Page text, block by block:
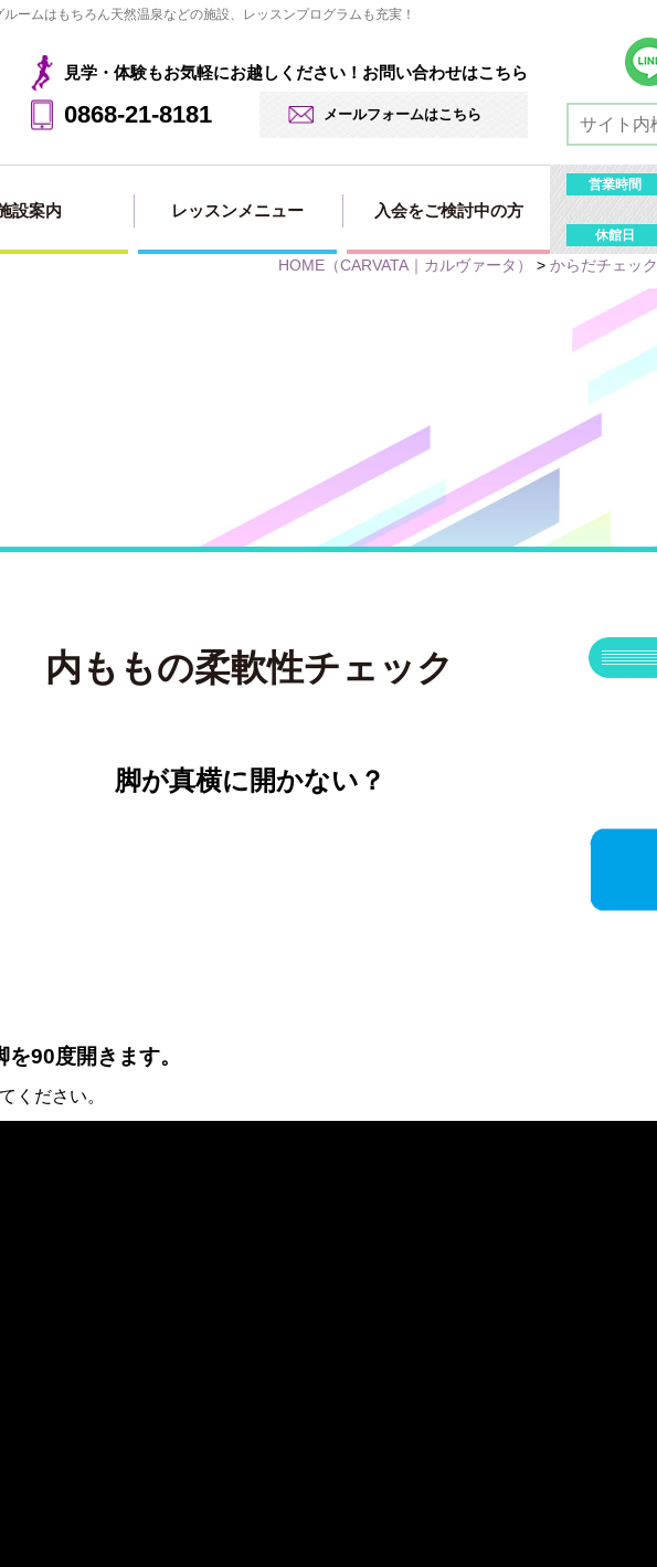
ームはもちろん天然温泉などの施設、レッスンプログラムも充実！
見学・体験もお気軽にお越しください！お問い合わせはこちら
0868-21-8181 メールフォームはこちら
設案内 レッスンメニュー 入会をご検討中の方
営業時間
休館日
HOME （CARVATA｜カルヴァータ） > からだチェック
内ももの柔軟性チェック
脚が真横に開かない？
90度開きます。
ください。